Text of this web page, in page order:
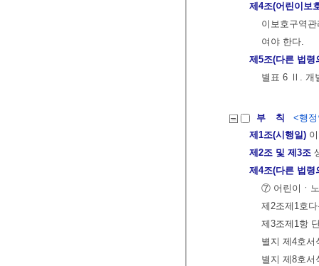
제4조(어린이보
이보호구역
여야 한다.
제5조(다른 법령
별표 6 Ⅱ. 개
부 칙
<행
제1조(시행일)
제2조 및 제3조
제4조(다른 법령
⑦ 어린이ㆍ
제2조제1호다
제3조제1항
별지 제4호서
별지 제8호서